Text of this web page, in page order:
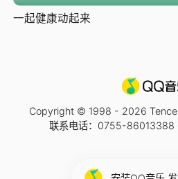
一起健康动起来
Copyright © 1998 - 2026
联系电话：0755-